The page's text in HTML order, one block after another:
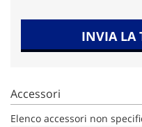
INVIA LA
Accessori
Elenco accessori non